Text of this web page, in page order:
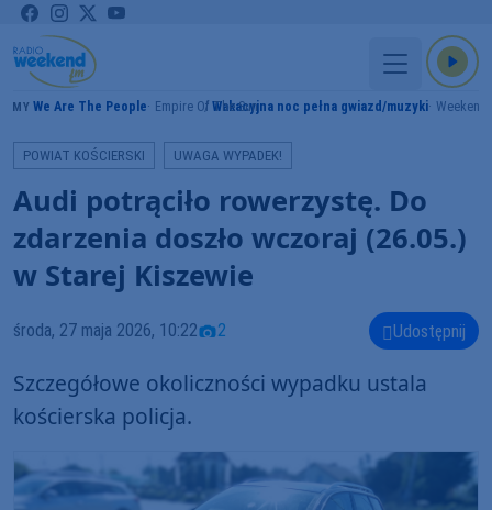
We Are The People Empire Of The SunWakacyjna noc pełna gwiazd/muzyki Weekend
POWIAT KOŚCIERSKI UWAGA WYPADEK!
Audi potrąciło rowerzystę. Do
zdarzenia doszło wczoraj (26.05.)
w Starej Kiszewie
środa, 27 maja 2026, 10:22 2 Udostępnij
Szczegółowe okoliczności wypadku ustala
kościerska policja.